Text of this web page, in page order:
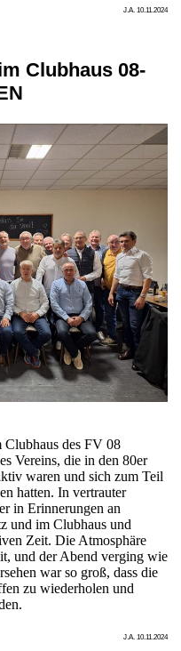
J.A. 10.11.2024
Clubhaus 08-
Clubhaus des FV 08
Vereins, die in den 80er
waren und sich zum Teil
hatten. In vertrauter
in Erinnerungen an
und im Clubhaus und
Zeit. Die Atmosphäre
und der Abend verging wie
war so groß, dass die
zu wiederholen und
J.A. 10.11.2024